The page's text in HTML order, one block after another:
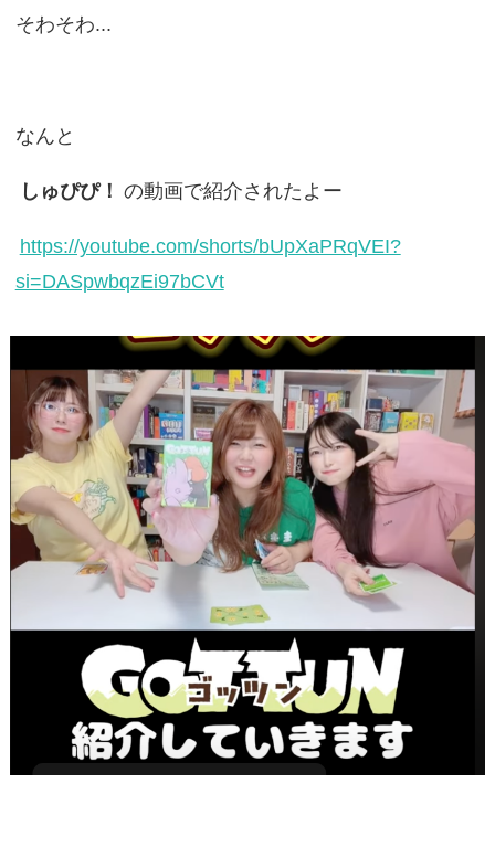
そわそわ...
なんと
しゅぴぴ！ の動画で紹介されたよー
https://youtube.com/shorts/bUpXaPRqVEI?
si=DASpwbqzEi97bCVt